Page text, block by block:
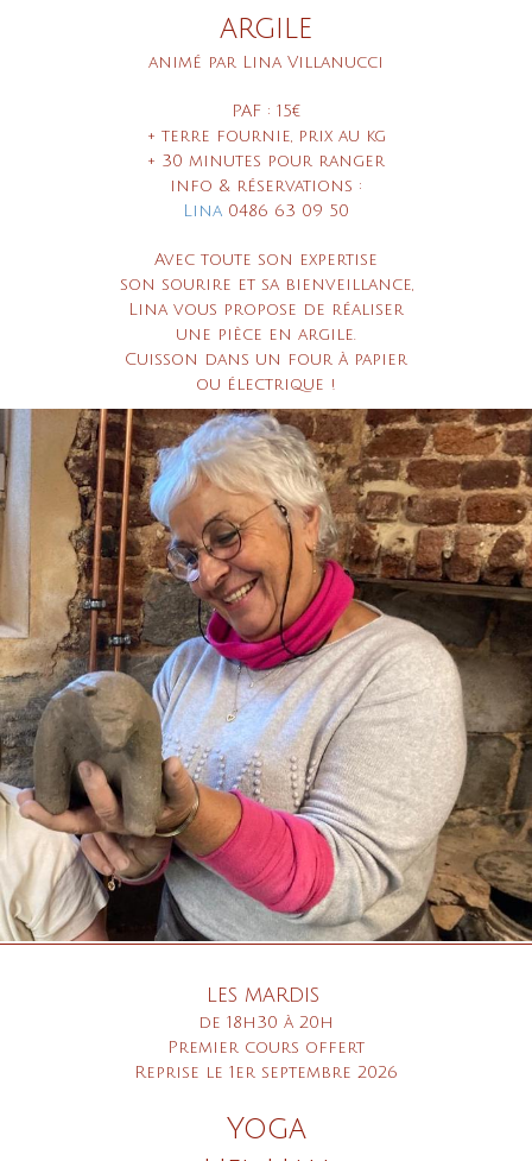
argile
animé par Lina Villanucci
PAF : 15€
+ terre fournie, prix au kg
+ 30 minutes pour ranger
info & réservations :
Lina 0486 63 09 50
Avec toute son expertise
son sourire et sa bienveillance,
Lina vous propose de réaliser
une pièce en argile.
Cuisson dans un four à papier
ou électrique !
les mardis
de 18h30 à 20h
Premier cours offert
Reprise le 1er septembre 2026
Yoga